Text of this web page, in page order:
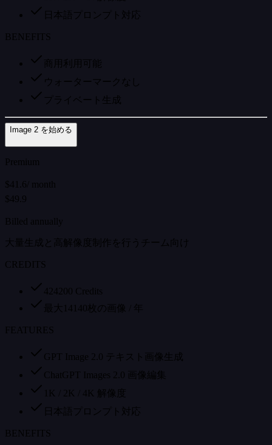
日本語プロンプト対応
BENEFITS
商用利用可能
ウォーターマークなし
プライベート生成
Image 2 を始める
Premium
$41.6
month
$49.9
Billed annually
大量生成と高解像度制作を行うチーム向け
CREDITS
424200 Credits
最大14140枚の画像 / 年
FEATURES
GPT Image 2.0 テキスト画像生成
ChatGPT Images 2.0 画像編集
1K / 2K / 4K 解像度
日本語プロンプト対応
BENEFITS